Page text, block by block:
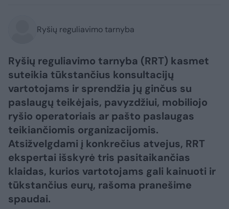
Ryšių reguliavimo tarnyba
Ryšių reguliavimo tarnyba (RRT) kasmet
suteikia tūkstančius konsultacijų
vartotojams ir sprendžia jų ginčus su
paslaugų teikėjais, pavyzdžiui, mobiliojo
ryšio operatoriais ar pašto paslaugas
teikiančiomis organizacijomis.
Atsižvelgdami į konkrečius atvejus, RRT
ekspertai išskyrė tris pasitaikančias
klaidas, kurios vartotojams gali kainuoti ir
tūkstančius eurų, rašoma pranešime
spaudai.